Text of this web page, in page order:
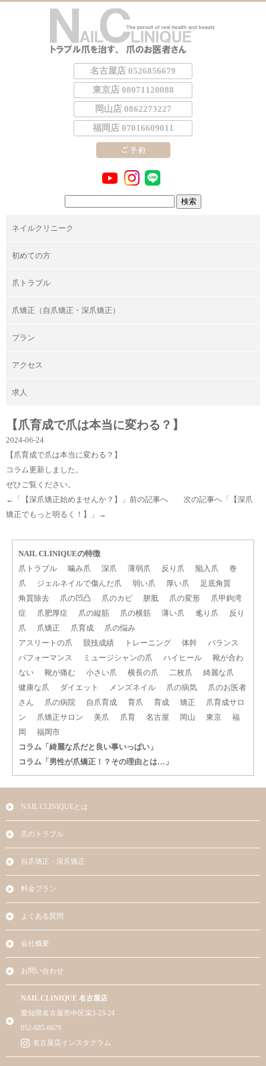
名古屋店 0526856679
東京店 08071120088
岡山店 0862273227
福岡店 07016609011
ネイルクリニーク
初めての方
爪トラブル
爪矯正（自爪矯正・深爪矯正）
プラン
アクセス
求人
【爪育成で爪は本当に変わる？】
2024-06-24
【爪育成で爪は本当に変わる？】
コラム更新しました。
ぜひご覧ください。
←「 【深爪矯正始めませんか？】 」前の記事へ 次の記事へ「 【深爪
矯正でもっと明るく！】
」→
NAIL CLINIQUEの特徴
爪トラブル
噛み爪 深爪 薄弱爪 反り爪 陥入爪
巻
爪
ジェルネイルで傷んだ爪 弱い爪 厚い爪
足底角質
角質除去
爪の凹凸 爪のカビ 胼胝 爪の変形
爪甲鉤湾
症
爪肥厚症 爪の縦筋 爪の横筋 薄い爪 毟り爪
反り
爪
爪矯正 爪育成
爪の悩み
アスリートの爪
競技成績 トレーニング 体幹
バランス
パフォーマンス
ミュージシャンの爪 ハイヒール
靴が合わ
ない
靴が痛む 小さい爪 横長の爪 二枚爪
綺麗な爪
健康な爪
ダイエット メンズネイル 爪の病気
爪のお医者
さん
爪の病院 自爪育成 育爪 育成 矯正
爪育成サロ
ン
爪矯正サロン 美爪 爪育 名古屋 岡山 東京
福
岡
福岡市
コラム「綺麗な爪だと良い事いっぱい」
コラム「男性が爪矯正！？その理由とは…」
NAIL CLINIQUEとは
爪のトラブル
自爪矯正・深爪矯正
料金プラン
よくある質問
会社概要
お問い合わせ
NAIL CLINIQUE 名古屋店
愛知県名古屋市中区栄3-23-24
052-685-6679
名古屋店インスタグラム